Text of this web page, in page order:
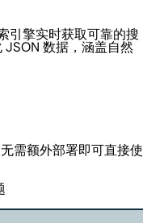
引擎实时获取可靠的搜
数据，涵盖自然
需额外部署即可直接使